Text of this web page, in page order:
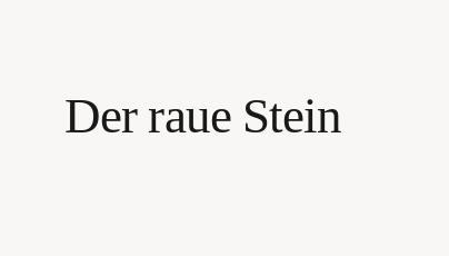
Der raue Stein